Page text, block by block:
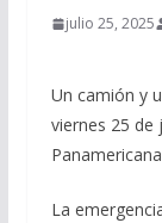
julio 25, 2025
Un camión y
viernes 25 de
La